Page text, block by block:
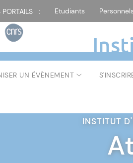
PORTAILS : Etudiants Personnels
UN ÉVÈNEMENT
INSTITUT